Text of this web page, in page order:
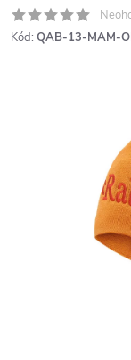
Kód: QAB-13-MAM-